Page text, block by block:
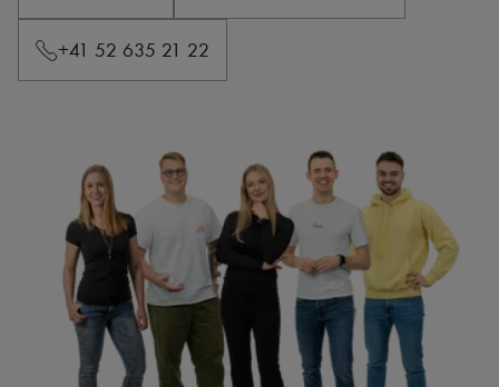
+41 52 635 21 22